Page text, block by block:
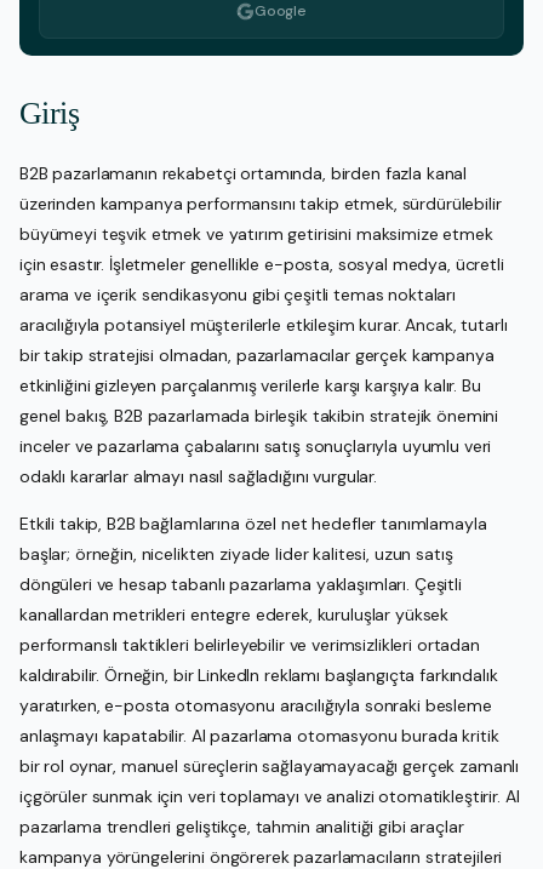
Google
Giriş
B2B pazarlamanın rekabetçi ortamında, birden fazla kanal
üzerinden kampanya performansını takip etmek, sürdürülebilir
büyümeyi teşvik etmek ve yatırım getirisini maksimize etmek
için esastır. İşletmeler genellikle e-posta, sosyal medya, ücretli
arama ve içerik sendikasyonu gibi çeşitli temas noktaları
aracılığıyla potansiyel müşterilerle etkileşim kurar. Ancak, tutarlı
bir takip stratejisi olmadan, pazarlamacılar gerçek kampanya
etkinliğini gizleyen parçalanmış verilerle karşı karşıya kalır. Bu
genel bakış, B2B pazarlamada birleşik takibin stratejik önemini
inceler ve pazarlama çabalarını satış sonuçlarıyla uyumlu veri
odaklı kararlar almayı nasıl sağladığını vurgular.
Etkili takip, B2B bağlamlarına özel net hedefler tanımlamayla
başlar; örneğin, nicelikten ziyade lider kalitesi, uzun satış
döngüleri ve hesap tabanlı pazarlama yaklaşımları. Çeşitli
kanallardan metrikleri entegre ederek, kuruluşlar yüksek
performanslı taktikleri belirleyebilir ve verimsizlikleri ortadan
kaldırabilir. Örneğin, bir LinkedIn reklamı başlangıçta farkındalık
yaratırken, e-posta otomasyonu aracılığıyla sonraki besleme
anlaşmayı kapatabilir. AI pazarlama otomasyonu burada kritik
bir rol oynar, manuel süreçlerin sağlayamayacağı gerçek zamanlı
içgörüler sunmak için veri toplamayı ve analizi otomatikleştirir. AI
pazarlama trendleri geliştikçe, tahmin analitiği gibi araçlar
kampanya yörüngelerini öngörerek pazarlamacıların stratejileri